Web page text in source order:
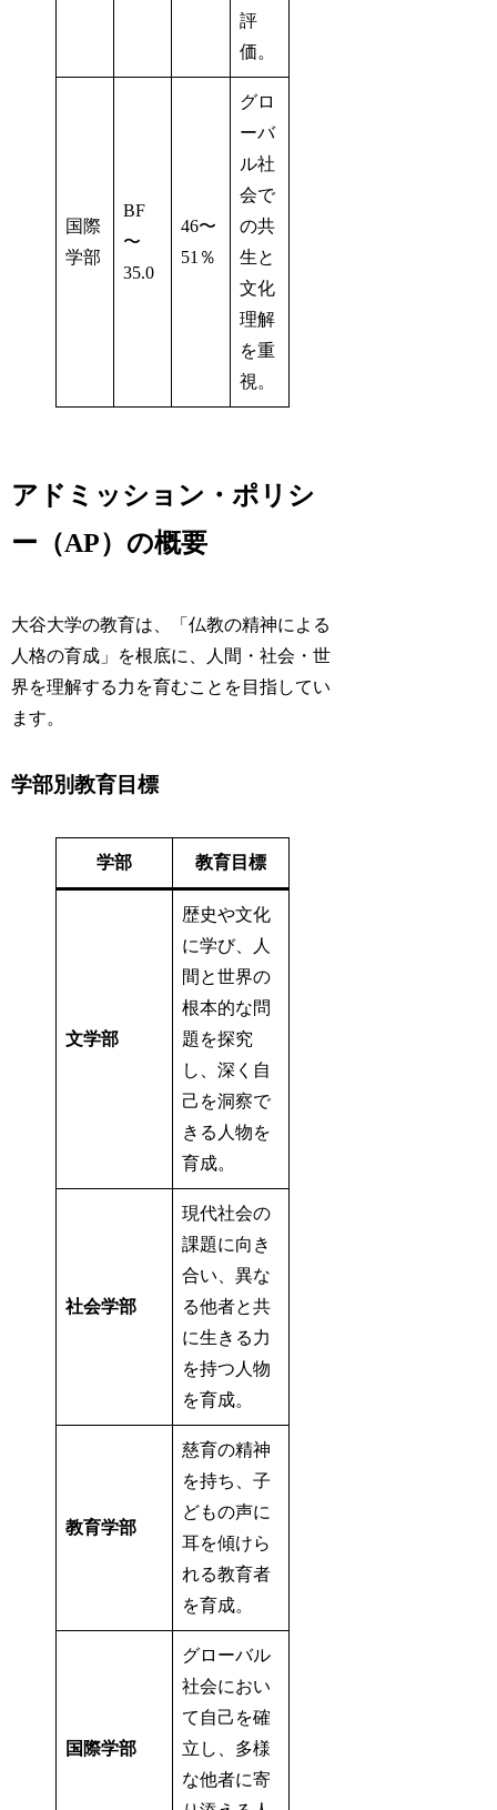
評
価。
国際
学部
BF
〜
35.0
46〜
51％
グロ
ーバ
ル社
会で
の共
生と
文化
理解
を重
視。
アドミッション・ポリシ
ー（AP）の概要
大谷大学の教育は、「仏教の精神による
人格の育成」を根底に、人間・社会・世
界を理解する力を育むことを目指してい
ます。
学部別教育目標
学部 教育目標
文学部
歴史や文化
に学び、人
間と世界の
根本的な問
題を探究
し、深く自
己を洞察で
きる人物を
育成。
社会学部
現代社会の
課題に向き
合い、異な
る他者と共
に生きる力
を持つ人物
を育成。
教育学部
慈育の精神
を持ち、子
どもの声に
耳を傾けら
れる教育者
を育成。
国際学部
グローバル
社会におい
て自己を確
立し、多様
な他者に寄